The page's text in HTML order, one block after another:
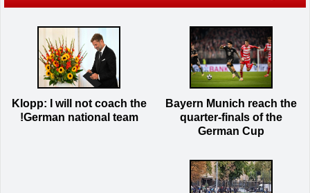
Bayern Munich reach the
quarter-finals of the
German Cup
Klopp: I will not coach the
German national team!